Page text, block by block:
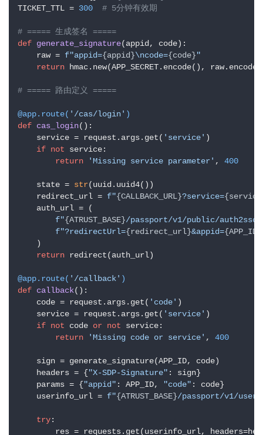
TICKET_TTL = 300 # 5分钟有效期
# ===== 生成签名 =====
def generate_signature(appid, code):
    raw =
f"appid={appid}\ncode={code}"
return hmac.new(APP_SECRET.encode(),
# ===== 路由定义 =====
@app.route( '/cas/login' )
def cas_login():
    service = request.args.get(
'service' )
if not service:
return
'Missing service parameter' , 400
    state =
str(uuid.uuid4())
    redirect_url =
f"{CALLBACK_URL}?service=
    auth_url = (
f"{ATRUST_BASE}/passport/v1/public/
f"?redirectUrl={redirect_url}&appid={APP_ID}
    )
return redirect(auth_url)
@app.route( '/callback' )
def callback():
    code = request.args.get(
'code' )
    service = request.args.get(
'service' )
if not code or not service:
return
'Missing code or service' , 400
    sign = generate_signature(APP_ID, code)
    headers = {
"X-SDP-Signature" : sign}
    params = {
"appid" : APP_ID, "code" : code}
    userinfo_url =
f"{ATRUST_BASE}/passport/v1/user/
try:
res = requests.get(userinfo_url,